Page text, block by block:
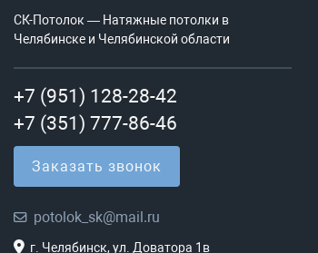
СК-Потолок — Натяжные потолки в
Челябинске и Челябинской области
+7 (951) 128-28-42
+7 (351) 777-86-46
Заказать звонок
potolok_sk@mail.ru
г. Челябинск, ул. Доватора 1в